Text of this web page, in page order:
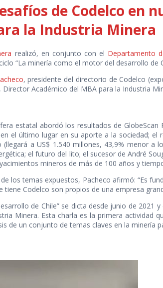
de Codelco en
la Industria Minera
realizó, en conjunto con el Departamento
“La minería como el motor del desarrollo de
, presidente del directorio de Codelco
, Director Académico del MBA para la Industria
estatal abordó los resultados de
el último lugar en su aporte a la sociedad;
a US$ 1.540 millones, 43,9% menor a
el futuro del lito; el sucesor de André
mineros de más de 100 años y
los temas expuestos, Pacheco afirmó: “Es
Codelco son propios de una empresa
de Chile” se dicta desde junio de 2021
Minera. Esta charla es la primera actividad
de un conjunto de temas claves en la minería